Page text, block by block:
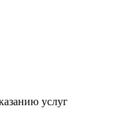
услуг